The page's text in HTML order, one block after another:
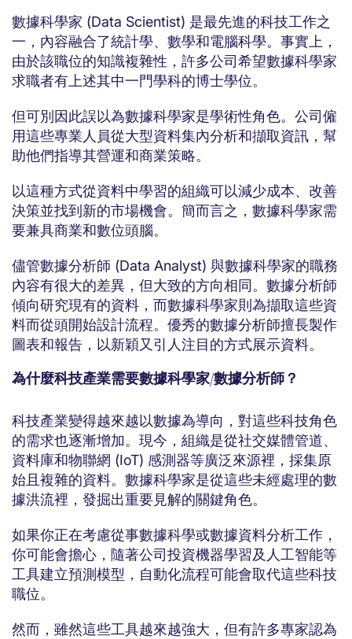
數據科學家 (Data Scientist) 是最先進的科技工作之
一，內容融合了統計學、數學和電腦科學。事實上，
由於該職位的知識複雜性，許多公司希望數據科學家
求職者有上述其中一門學科的博士學位。
但可別因此誤以為數據科學家是學術性角色。公司僱
用這些專業人員從大型資料集內分析和擷取資訊，幫
助他們指導其營運和商業策略。
以這種方式從資料中學習的組織可以減少成本、改善
決策並找到新的市場機會。簡而言之，數據科學家需
要兼具商業和數位頭腦。
儘管數據分析師 (Data Analyst) 與數據科學家的職務
內容有很大的差異，但大致的方向相同。數據分析師
傾向研究現有的資料，而數據科學家則為擷取這些資
料而從頭開始設計流程。優秀的數據分析師擅長製作
圖表和報告，以新穎又引人注目的方式展示資料。
為什麼科技產業需要數據科學家/數據分析師？
科技產業變得越來越以數據為導向，對這些科技角色
的需求也逐漸增加。現今，組織是從社交媒體管道、
資料庫和物聯網 (IoT) 感測器等廣泛來源裡，採集原
始且複雜的資料。數據科學家是從這些未經處理的數
據洪流裡，發掘出重要見解的關鍵角色。
如果你正在考慮從事數據科學或數據資料分析工作，
你可能會擔心，隨著公司投資機器學習及人工智能等
工具建立預測模型，自動化流程可能會取代這些科技
職位。
然而，雖然這些工具越來越強大，但有許多專家認為